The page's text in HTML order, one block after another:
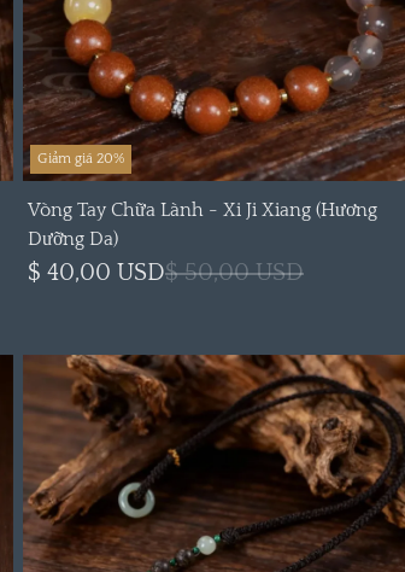
Giảm giá 20%
Vòng Tay Chữa Lành - Xi Ji Xiang (Hương
Dưỡng Da)
$ 40,00 USD$ 50,00 USD